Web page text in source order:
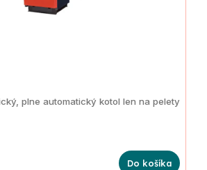
Do košíka
plne automatický kotol len na pelety